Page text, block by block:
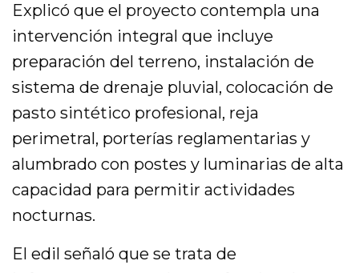
Explicó que el proyecto contempla una
intervención integral que incluye
preparación del terreno, instalación de
sistema de drenaje pluvial, colocación de
pasto sintético profesional, reja
perimetral, porterías reglamentarias y
alumbrado con postes y luminarias de alta
capacidad para permitir actividades
nocturnas.
El edil señaló que se trata de